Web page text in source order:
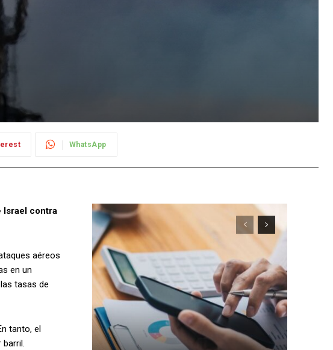
WhatsApp
Israel contra
aéreos
en un
tasas de
tanto, el